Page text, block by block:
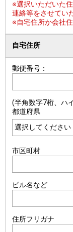
※選択いただいた
連絡等をさせてい
※自宅住所か会社
自宅住所
郵便番号：
(半角数字7桁、ハ
都道府県
市区町村
ビル名など
住所フリガナ